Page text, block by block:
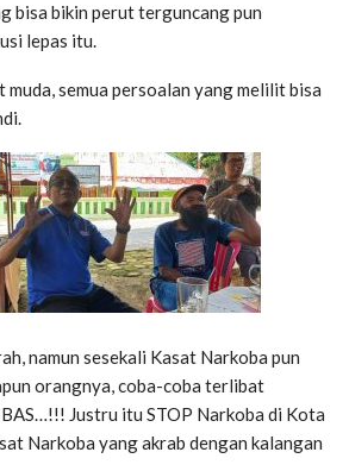
bisa bikin perut terguncang pun
lepas itu.
muda, semua persoalan yang melilit bisa
namun sesekali Kasat Narkoba pun
orangnya, coba-coba terlibat
Justru itu STOP Narkoba di Kota
Narkoba yang akrab dengan kalangan